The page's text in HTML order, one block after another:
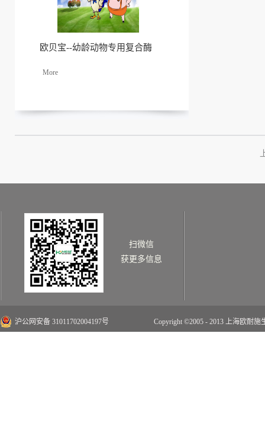
欧贝宝--幼龄动物专用复合酶
扫微信
获更多信息
沪公网安备 31011702004197号 Copyright ©2005 - 2013 上海欧耐施